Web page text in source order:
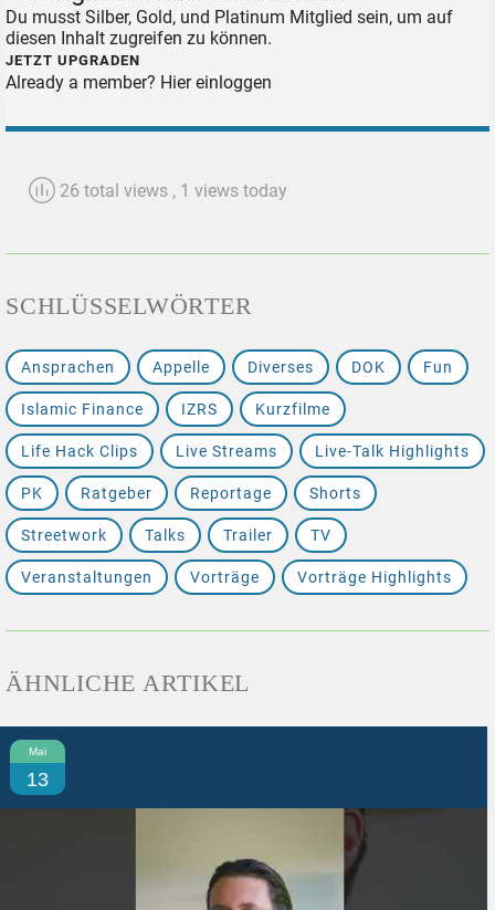
Du musst Silber, Gold, und Platinum Mitglied sein, um auf
diesen Inhalt zugreifen zu können.
JETZT UPGRADEN
Already a member? Hier einloggen
26 total views , 1 views today
SCHLÜSSELWÖRTER
Ansprachen Appelle Diverses DOK Fun
Islamic Finance IZRS Kurzfilme
Life Hack Clips Live Streams Live-Talk Highlights
PK Ratgeber Reportage Shorts
Streetwork Talks Trailer TV
Veranstaltungen Vorträge Vorträge Highlights
ÄHNLICHE ARTIKEL
Mai
13